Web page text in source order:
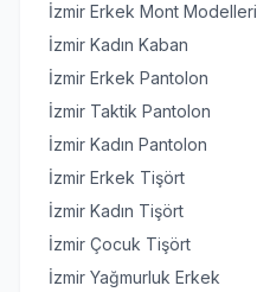
İzmir Erkek Mont Modelleri
İzmir Kadın Kaban
İzmir Erkek Pantolon
İzmir Taktik Pantolon
İzmir Kadın Pantolon
İzmir Erkek Tişört
İzmir Kadın Tişört
İzmir Çocuk Tişört
İzmir Yağmurluk Erkek